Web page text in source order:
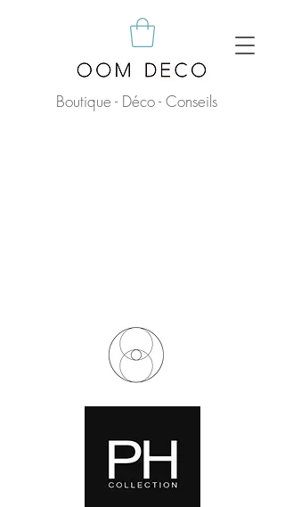
Boutique - Déco - Conseils